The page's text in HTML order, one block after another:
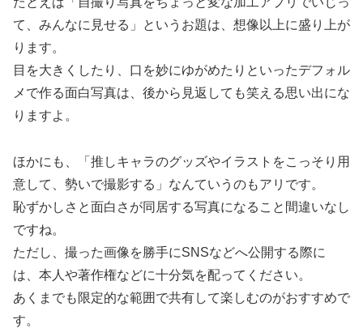
て、みんなに見せる」というお題は、想像以上に盛り上が
ります。
目を大きくしたり、口を妙にゆがめたりといったデフォル
メで作る面白写真は、後から見返しても笑える思い出にな
りますよ。
ほかにも、「推しキャラのグッズやイラストをこっそり用
意して、勢いで撮影する」なんていうのもアリです。
恥ずかしさと面白さが同居する写真になること間違いなし
ですね。
ただし、撮った画像を勝手にSNSなどへ公開する際に
は、本人や著作権などに十分気を配ってください。
あくまでも限定的な範囲で共有して楽しむのがおすすめで
す。